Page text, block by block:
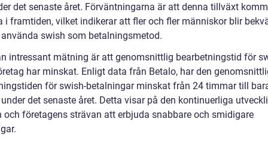
det senaste året. Förväntningarna är att denna tillväxt
i framtiden, vilket indikerar att fler och fler människor blir
swish som betalningsmetod.
intressant mätning är att genomsnittlig bearbetningstid för
har minskat. Enligt data från Betalo, har den
för swish-betalningar minskat från 24 timmar till
det senaste året. Detta visar på den kontinuerliga
och företagens strävan att erbjuda snabbare och smidigare